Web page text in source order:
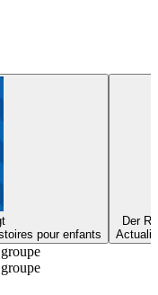
pour enfants
Der